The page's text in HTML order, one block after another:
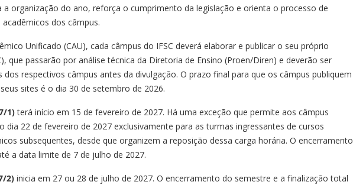
a organização do ano, reforça o cumprimento da legislação e orienta o processo de
dos câmpus.
Unificado (CAU), cada câmpus do IFSC deverá elaborar e publicar o seu próprio
que passarão por análise técnica da Diretoria de Ensino (Proen/Diren) e deverão ser
respectivos câmpus antes da divulgação. O prazo final para que os câmpus publiquem
sites é o dia 30 de setembro de 2026.
1)terá início em 15 de fevereiro de 2027. Há uma exceção que permite aos câmpus
dia 22 de fevereiro de 2027 exclusivamente para as turmas ingressantes de cursos
subsequentes, desde que organizem a reposição dessa carga horária. O encerramento
a data limite de 7 de julho de 2027.
2) inicia em 27 ou 28 de julho de 2027. O encerramento do semestre e a finalização total